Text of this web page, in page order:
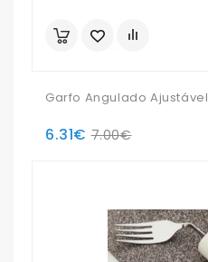
Garfo Angulado Ajustável
6.31€ 7.00€